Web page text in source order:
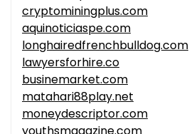
cryptominingplus.com
aquinoticiaspe.com
longhairedfrenchbulldog.com
lawyersforhire.co
businemarket.com
matahari88play.net
moneydescriptor.com